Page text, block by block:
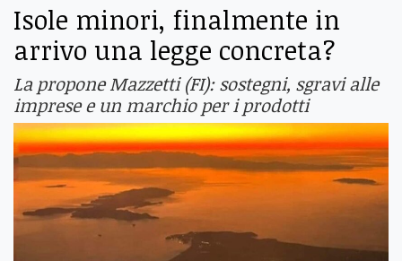
Isole minori, finalmente in
arrivo una legge concreta?
La propone Mazzetti (FI): sostegni, sgravi alle
imprese e un marchio per i prodotti